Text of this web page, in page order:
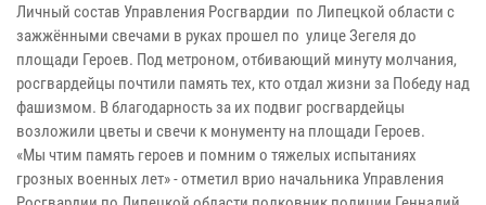
Личный состав Управления Росгвардии по Липецкой области с
зажжёнными свечами в руках прошел по улице Зегеля до
площади Героев. Под метроном, отбивающий минуту молчания,
росгвардейцы почтили память тех, кто отдал жизни за Победу над
фашизмом. В благодарность за их подвиг росгвардейцы
возложили цветы и свечи к монументу на площади Героев.
«Мы чтим память героев и помним о тяжелых испытаниях
грозных военных лет» - отметил врио начальника Управления